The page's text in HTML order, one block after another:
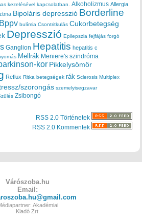
kezelésével kapcsolatban. Alkoholizmus Allergia
Bipoláris depresszió Borderline
Bppv bulímia Csontritkulás Cukorbetegség
Depresszió Epilepszia fejfájás forgó
Ganglion Hepatitis hepatitis c
Mellrák Meniere's szindróma
kor Pikkelysömör
Reflux Ritka betegségek rák Sclerosis Multiplex
szorongás szemelyisegzavar
Zsibongó
RSS 2.0 Történetek
RSS 2.0 Kommentek
Várószoba.hu
Email:
Akadémiai
Kiadó Zrt.